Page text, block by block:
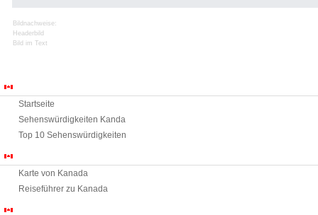
Bildnachweise:
Headerbild
Bild im Text
Startseite
Sehenswürdigkeiten Kanda
Top 10 Sehenswürdigkeiten
Karte von Kanada
Reiseführer zu Kanada